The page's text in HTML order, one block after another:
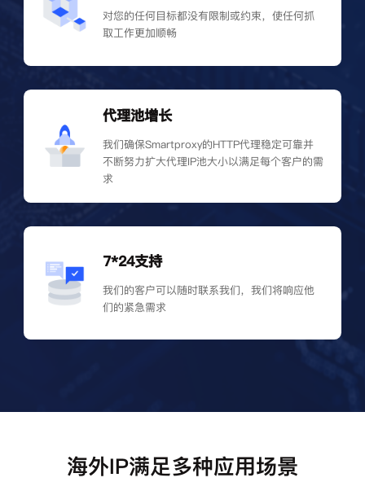
对您的任何目标都没有限制或约束，使任何抓
取工作更加顺畅
代理池增长
我们确保Smartproxy的HTTP代理稳定可靠并
不断努力扩大代理IP池大小以满足每个客户的需
求
7*24支持
我们的客户可以随时联系我们，我们将响应他
们的紧急需求
海外IP满足多种应用场景